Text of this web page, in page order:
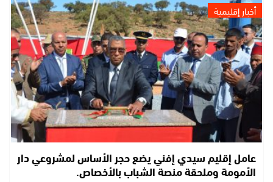
أخبار إقليمية
عامل إقليم سيدي إفني يضع حجر الأساس لمشروعي دار
الأمومة وملحقة منصة الشباب بالأخصاص.